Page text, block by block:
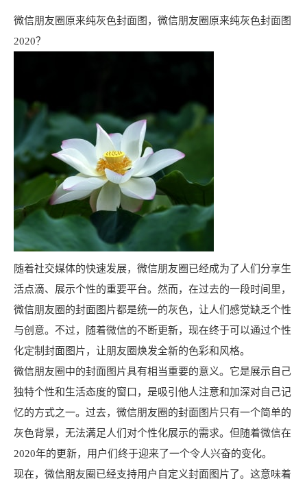
微信朋友圈原来纯灰色封面图，微信朋友圈原来纯灰色封面图
2020？
随着社交媒体的快速发展，微信朋友圈已经成为了人们分享生
活点滴、展示个性的重要平台。然而，在过去的一段时间里，
微信朋友圈的封面图片都是统一的灰色，让人们感觉缺乏个性
与创意。不过，随着微信的不断更新，现在终于可以通过个性
化定制封面图片，让朋友圈焕发全新的色彩和风格。
微信朋友圈中的封面图片具有相当重要的意义。它是展示自己
独特个性和生活态度的窗口，是吸引他人注意和加深对自己记
忆的方式之一。过去，微信朋友圈的封面图片只有一个简单的
灰色背景，无法满足人们对个性化展示的需求。但随着微信在
2020年的更新，用户们终于迎来了一个令人兴奋的变化。
现在，微信朋友圈已经支持用户自定义封面图片了。这意味着